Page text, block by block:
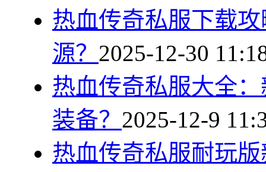
热血传奇私服下载
源？ 2025-12-30
热血传奇私服大全
装备？ 2025-12-9
热血传奇私服耐玩